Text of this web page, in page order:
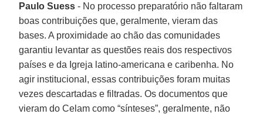
Paulo Suess- No processo preparatório não faltaram
boas contribuições que, geralmente, vieram das
bases. A proximidade ao chão das comunidades
garantiu levantar as questões reais dos respectivos
países e da Igreja latino-americana e caribenha. No
agir institucional, essas contribuições foram muitas
vezes descartadas e filtradas. Os documentos que
vieram do Celam como “sínteses”, geralmente, não